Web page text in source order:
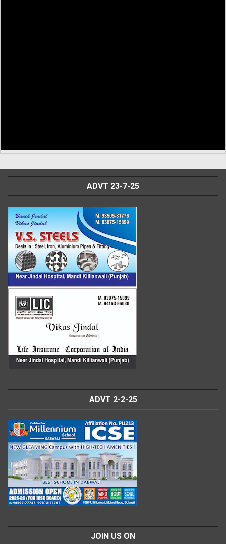
ADVT 23-7-25
ADVT 2-2-25
JOIN US ON